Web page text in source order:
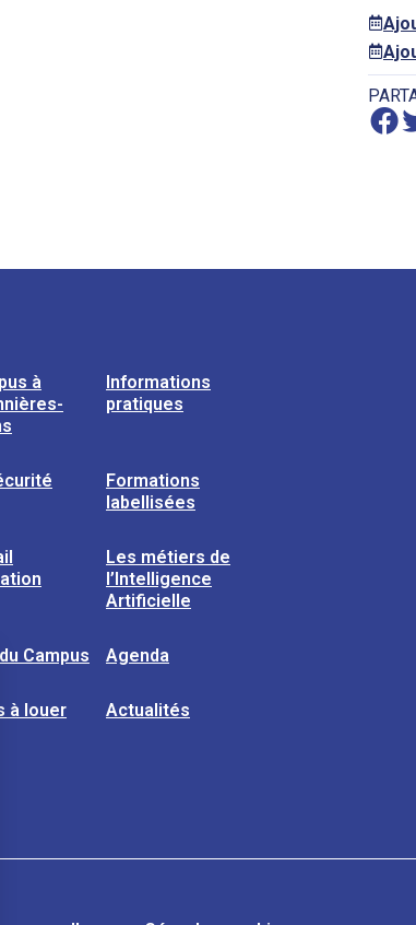
à
Informations
pratiques
Formations
labellisées
Les métiers de
l’Intelligence
Artificielle
du Campus Agenda
à louer Actualités